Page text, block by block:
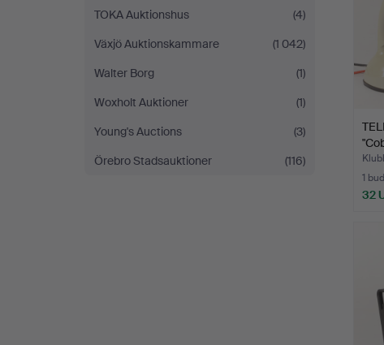
TOKA Auktionshus
(4)
Växjö Auktionskammare
(1 042)
Walter Borg
(1)
Woxholt Auktioner
(1)
Young's Auctions
(3)
Örebro Stadsauktioner
(116)
1 bud
32